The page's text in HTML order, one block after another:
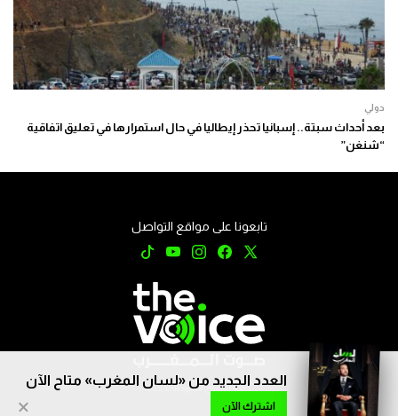
دولي
بعد أحداث سبتة.. إسبانيا تحذر إيطاليا في حال استمرارها في تعليق اتفاقية
“شنغن”
العدد الجديد من «لسان المغرب» متاح الآن
اشترك الآن ×
تابعونا على مواقع التواصل
جميع الحقوق محفوظة © 2026